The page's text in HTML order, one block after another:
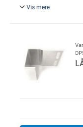
Vis mere
Kit bestående af